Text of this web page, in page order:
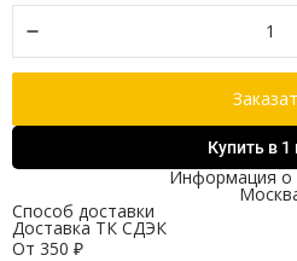
Купить в 1
Информация о
Способ доставки
Доставка ТК СДЭК
От 350 ₽